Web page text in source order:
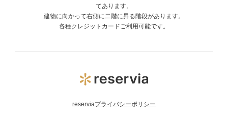
てあります。
建物に向かって右側に二階に昇る階段があります。
各種クレジットカードご利用可能です。
reserviaプライバシーポリシー